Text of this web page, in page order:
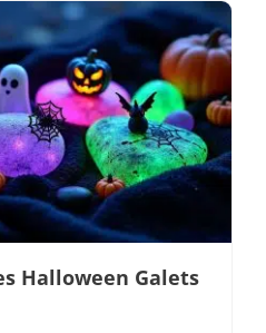
Halloween Galets